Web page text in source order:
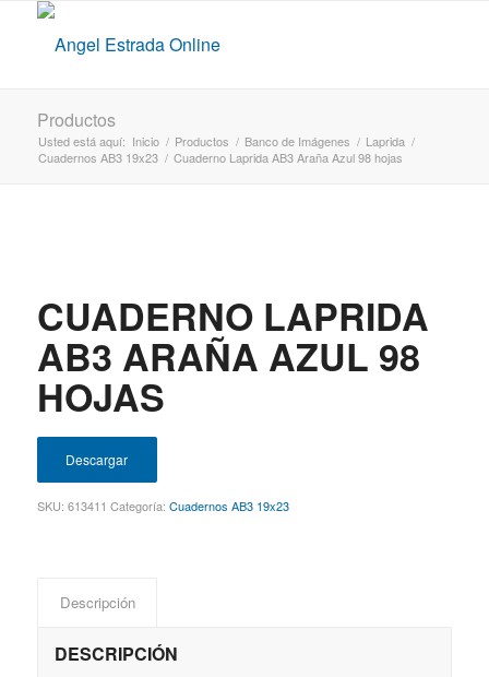
Productos
Usted está aquí: Inicio / Productos / Banco de Imágenes / Laprida /
Cuadernos AB3 19x23 / Cuaderno Laprida AB3 Araña Azul 98 hojas
CUADERNO LAPRIDA
AB3 ARAÑA AZUL 98
HOJAS
Descargar
SKU: 613411 Categoría: Cuadernos AB3 19x23
Descripción
DESCRIPCIÓN